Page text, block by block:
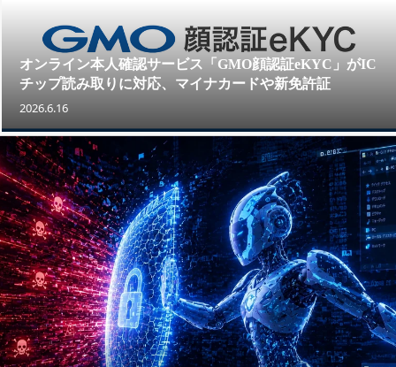
オンライン本人確認サービス「GMO顔認証eKYC」がIC
チップ読み取りに対応、マイナカードや新免許証
2026.6.16